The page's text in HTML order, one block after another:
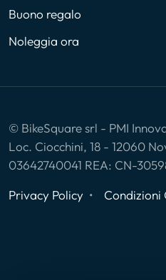
Buono regalo
Noleggia ora
© BikeSquare srl - PMI
Loc. Ciocchini, 18 - 12060
03642740041 REA: CN-
Privacy Policy
Condizioni